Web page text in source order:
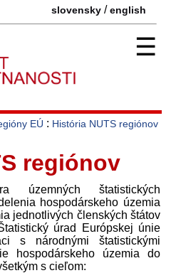
slovensky /english
☰
EÚ : História NUTS regiónov
regiónov
územných štatistických
hospodárskeho územia
jednotlivých členských štátov
úrad Európskej únie
s národnými štatistickými
hospodárskeho územia do
s cieľom: